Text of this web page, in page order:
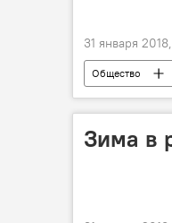
31 января
Общество
Зима в